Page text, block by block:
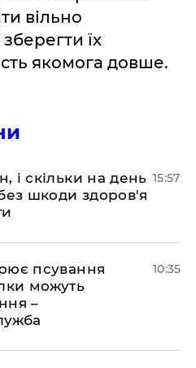
вільно
їх
якомога довше.
і скільки на день
шкоди здоров'я
15:57
псування
можуть
–
10:35